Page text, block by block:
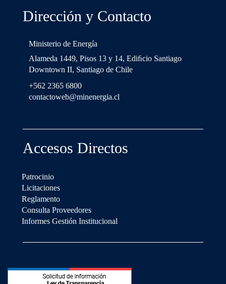
Dirección y Contacto
Ministerio de Energía
Alameda 1449, Pisos 13 y 14, Ediﬁcio Santiago
Downtown II, Santiago de Chile
+562 2365 6800
contactoweb@minenergia.cl
Accesos Directos
Patrocinio
Licitaciones
Reglamento
Consulta Proveedores
Informes Gestión Institucional